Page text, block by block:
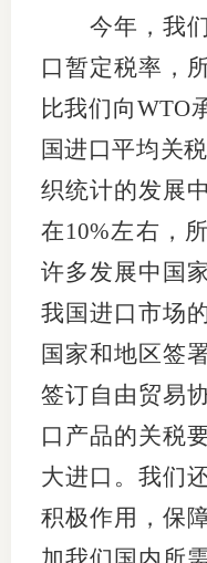
今年，我们
口暂定税率，
比我们向WTO
国进口平均关
织统计的发展
在10%左右，
许多发展中国
我国进口市场
国家和地区签
签订自由贸易
口产品的关税
大进口。我们
积极作用，保